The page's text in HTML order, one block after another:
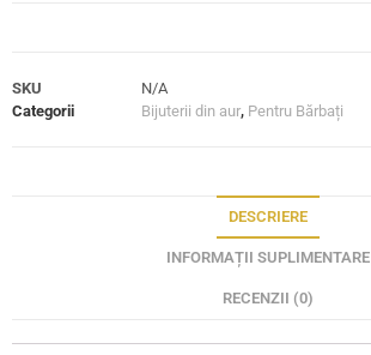
SKU
N/A
Categorii
Bijuterii din aur, Pentru Bărbați
DESCRIERE
INFORMAȚII SUPLIMENTARE
RECENZII (0)